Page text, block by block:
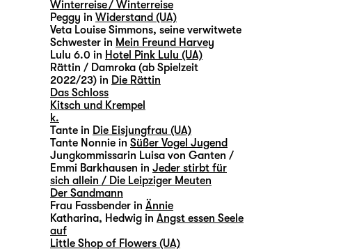
Winterreise / Winterreise
Peggy in Widerstand (UA)
Veta Louise Simmons, seine verwitwete
Schwester in Mein Freund Harvey
Lulu 6.0 in Hotel Pink Lulu (UA)
Rättin / Damroka (ab Spielzeit
2022/23) in Die Rättin
Das Schloss
Kitsch und Krempel
k.
Tante in Die Eisjungfrau (UA)
Tante Nonnie in Süßer Vogel Jugend
Jungkommissarin Luisa von Ganten /
Emmi Barkhausen in Jeder stirbt für
sich allein / Die Leipziger Meuten
Der Sandmann
Frau Fassbender in Ännie
Katharina, Hedwig in Angst essen Seele
auf
Little Shop of Flowers (UA)